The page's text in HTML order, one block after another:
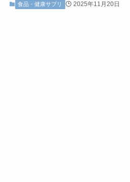
食品・健康サプリ 2025年11月20日